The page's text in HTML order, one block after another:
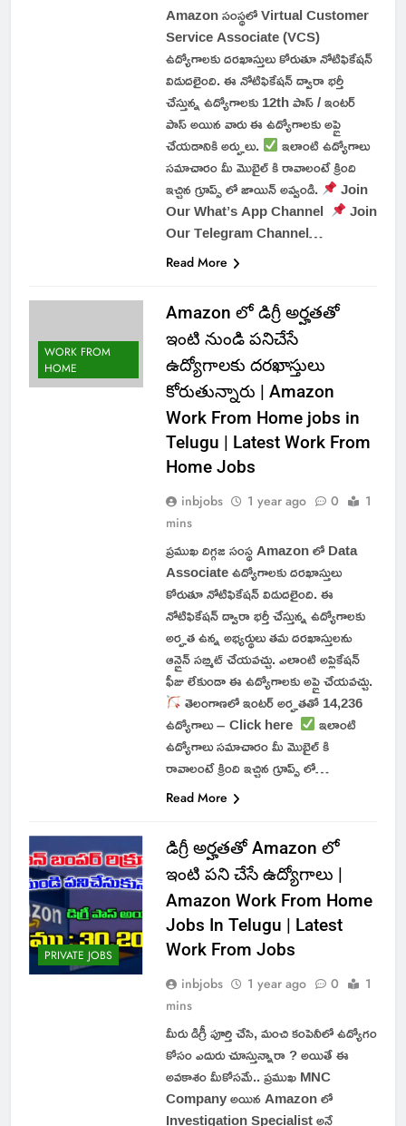
Amazon సంస్థలో Virtual Customer
Service Associate (VCS)
ఉద్యోగాలకు దరఖాస్తులు కోరుతూ నోటిఫికేషన్
విడుదలైంది. ఈ నోటిఫికేషన్ ద్వారా భర్తీ
చేస్తున్న ఉద్యోగాలకు 12th పాస్ / ఇంటర్
పాస్ అయిన వారు ఈ ఉద్యోగాలకు అప్లై
చేయడానికి అర్హులు.
ఇలాంటి ఉద్యోగాలు
సమాచారం మీ మొబైల్ కి రావాలంటే క్రింది
ఇచ్చిన గ్రూప్స్ లో జాయిన్ అవ్వండి.
Join
Our What’s App Channel
Join
Our Telegram Channel…
Read More
WORK FROM
HOME
Amazon లో డిగ్రీ అర్హతతో
ఇంటి నుండి పనిచేసే
ఉద్యోగాలకు దరఖాస్తులు
కోరుతున్నారు | Amazon
Work From Home jobs in
Telugu | Latest Work From
Home Jobs
inbjobs 1 year ago 0
1
mins
ప్రముఖ దిగ్గజ సంస్థ Amazon లో Data
Associate ఉద్యోగాలకు దరఖాస్తులు
కోరుతూ నోటిఫికేషన్ విడుదలైంది. ఈ
నోటిఫికేషన్ ద్వారా భర్తీ చేస్తున్న ఉద్యోగాలకు
అర్హత ఉన్న అభ్యర్థులు తమ దరఖాస్తులను
ఆన్లైన్ సబ్మిట్ చేయవచ్చు. ఎలాంటి అప్లికేషన్
ఫీజు లేకుండా ఈ ఉద్యోగాలకు అప్లై చేయవచ్చు.
తెలంగాణలో ఇంటర్ అర్హతతో 14,236
ఉద్యోగాలు – Click here
ఇలాంటి
ఉద్యోగాలు సమాచారం మీ మొబైల్ కి
రావాలంటే క్రింది ఇచ్చిన గ్రూప్స్ లో…
Read More
PRIVATE JOBS
డిగ్రీ అర్హతతో Amazon లో
ఇంటి పని చేసే ఉద్యోగాలు |
Amazon Work From Home
Jobs In Telugu | Latest
Work From Jobs
inbjobs 1 year ago 0
1
mins
మీరు డిగ్రీ పూర్తి చేసి, మంచి కంపెనీలో ఉద్యోగం
కోసం ఎదురు చూస్తున్నారా ? అయితే ఈ
అవకాశం మీకోసమే.. ప్రముఖ MNC
Company అయిన Amazon లో
Investigation Specialist అనే